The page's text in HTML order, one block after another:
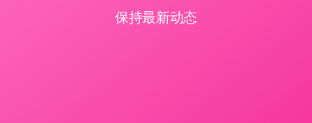
保持最新动态